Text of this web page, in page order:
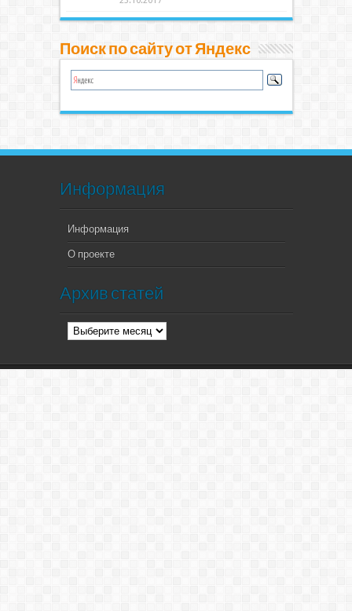
Поиск по сайту от Яндекс
Информация
Информация
О проекте
Архив статей
Архив
статей